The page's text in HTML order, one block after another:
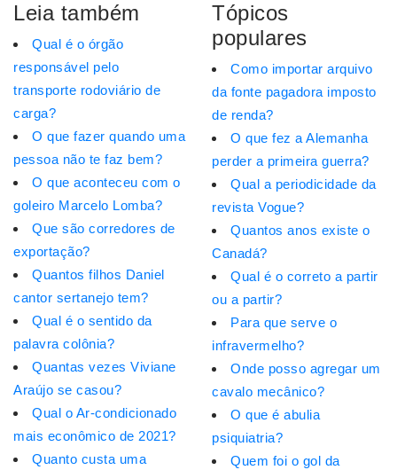
Leia também
Qual é o órgão
responsável pelo
transporte rodoviário de
carga?
O que fazer quando uma
pessoa não te faz bem?
O que aconteceu com o
goleiro Marcelo Lomba?
Que são corredores de
exportação?
Quantos filhos Daniel
cantor sertanejo tem?
Qual é o sentido da
palavra colônia?
Quantas vezes Viviane
Araújo se casou?
Qual o Ar-condicionado
mais econômico de 2021?
Quanto custa uma
Tópicos
populares
Como importar arquivo
da fonte pagadora imposto
de renda?
O que fez a Alemanha
perder a primeira guerra?
Qual a periodicidade da
revista Vogue?
Quantos anos existe o
Canadá?
Qual é o correto a partir
ou a partir?
Para que serve o
infravermelho?
Onde posso agregar um
cavalo mecânico?
O que é abulia
psiquiatria?
Quem foi o gol da